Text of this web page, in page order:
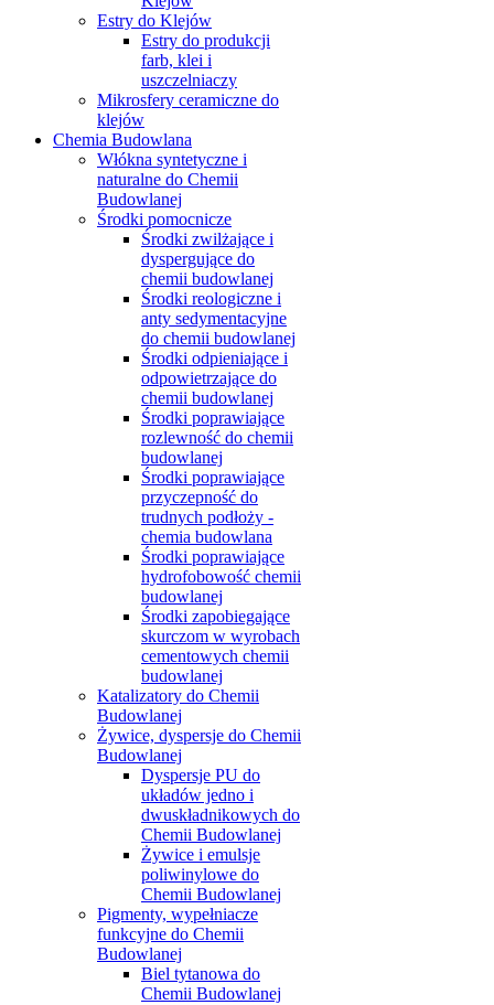
Estry do Klejów
Estry do produkcji
farb, klei i
uszczelniaczy
Mikrosfery ceramiczne do
klejów
Chemia Budowlana
Włókna syntetyczne i
naturalne do Chemii
Budowlanej
Środki pomocnicze
Środki zwilżające i
dyspergujące do
chemii budowlanej
Środki reologiczne i
anty sedymentacyjne
do chemii budowlanej
Środki odpieniające i
odpowietrzające do
chemii budowlanej
Środki poprawiające
rozlewność do chemii
budowlanej
Środki poprawiające
przyczepność do
trudnych podłoży -
chemia budowlana
Środki poprawiające
hydrofobowość chemii
budowlanej
Środki zapobiegające
skurczom w wyrobach
cementowych chemii
budowlanej
Katalizatory do Chemii
Budowlanej
Żywice, dyspersje do Chemii
Budowlanej
Dyspersje PU do
układów jedno i
dwuskładnikowych do
Chemii Budowlanej
Żywice i emulsje
poliwinylowe do
Chemii Budowlanej
Pigmenty, wypełniacze
funkcyjne do Chemii
Budowlanej
Biel tytanowa do
Chemii Budowlanej